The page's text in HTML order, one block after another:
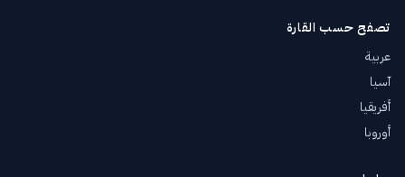
تصفح حسب القارة
عربية
آسيا
أفريقيا
أوروبا